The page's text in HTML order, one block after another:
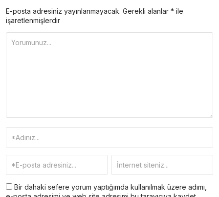
E-posta adresiniz yayınlanmayacak. Gerekli alanlar * ile
işaretlenmişlerdir
Bir dahaki sefere yorum yaptığımda kullanılmak üzere adımı,